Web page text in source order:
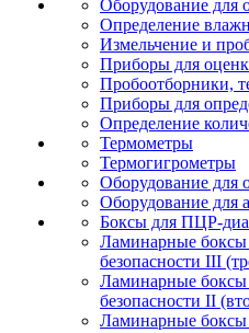
Оборудование для
Определение
Измельчение и
Приборы для
Пробоотборники,
Приборы для
Определение
Термометры
Термогигрометры
Оборудование для
Оборудование для
Боксы для ПЦР-
Ламинарные боксы
безопасности III
Ламинарные боксы
безопасности II
Ламинарные боксы